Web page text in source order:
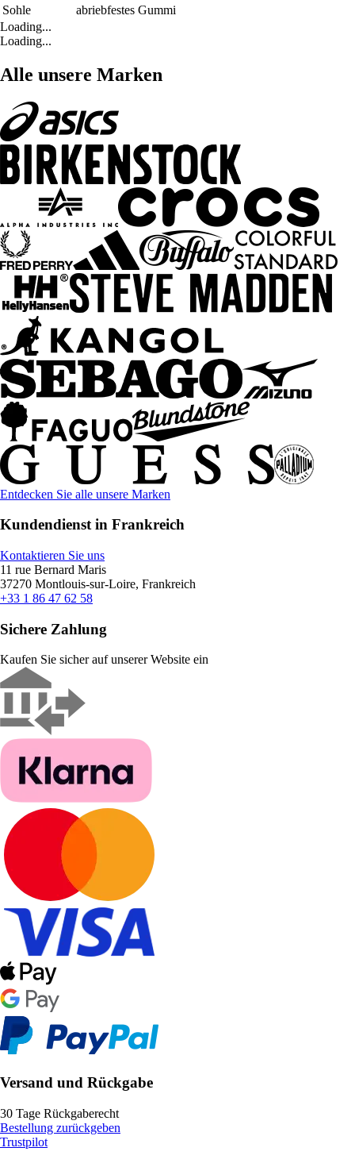
Sohle
abriebfestes Gummi
Loading...
Loading...
Alle unsere Marken
Entdecken Sie alle unsere Marken
Kundendienst in Frankreich
Kontaktieren Sie uns
11 rue Bernard Maris
37270 Montlouis-sur-Loire, Frankreich
+33 1 86 47 62 58
Sichere Zahlung
Kaufen Sie sicher auf unserer Website ein
Versand und Rückgabe
30 Tage Rückgaberecht
Bestellung zurückgeben
Trustpilot